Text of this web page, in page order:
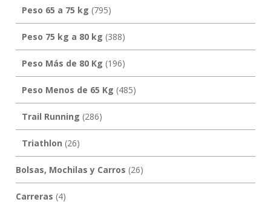
Peso 65 a 75 kg (795)
Peso 75 kg a 80 kg (388)
Peso Más de 80 Kg (196)
Peso Menos de 65 Kg (485)
Trail Running (286)
Triathlon (26)
Bolsas, Mochilas y Carros (26)
Carreras (4)